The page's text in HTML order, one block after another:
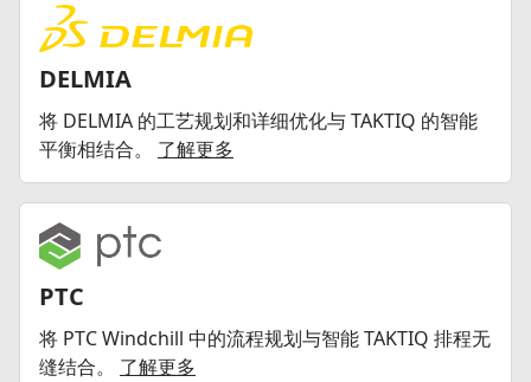
DELMIA
将 DELMIA 的工艺规划和详细优化与 TAKTIQ 的智能
平衡相结合。 了解更多
PTC
将 PTC Windchill 中的流程规划与智能 TAKTIQ 排程无
缝结合。 了解更多